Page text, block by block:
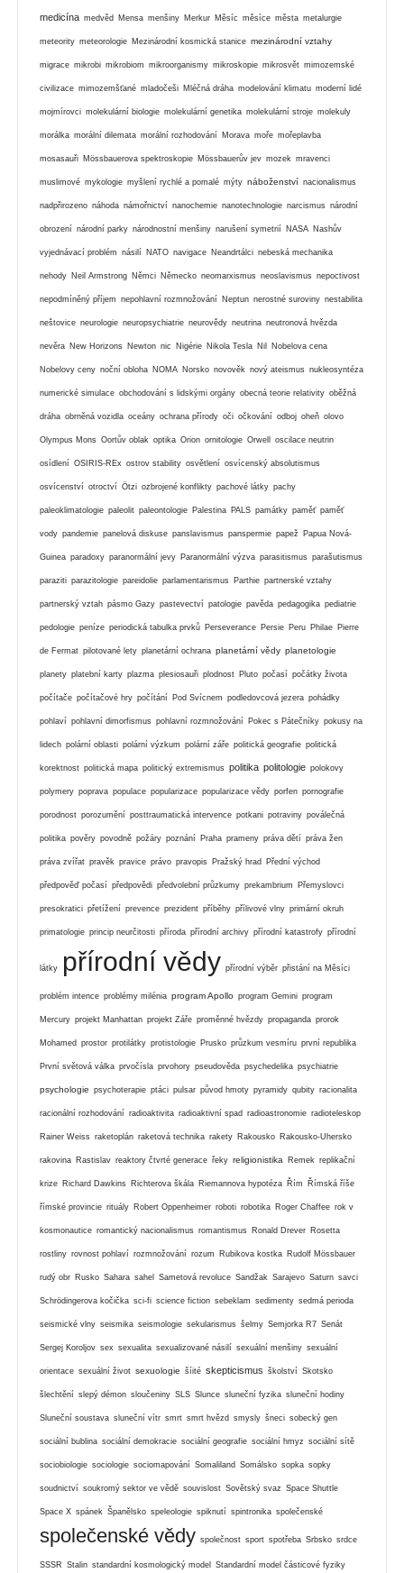
medicína medvěd Mensa menšiny Merkur Měsíc měsíce města metalurgie
meteority meteorologie Mezinárodní kosmická stanice mezinárodní vztahy
migrace mikrobi mikrobiom mikroorganismy mikroskopie mikrosvět mimozemské
civilizace mimozemšťané mladočeši Mléčná dráha modelování klimatu moderní lidé
mojmírovci molekulární biologie molekulární genetika molekulární stroje molekuly
morálka morální dilemata morální rozhodování Morava moře mořeplavba
mosasauři Mössbauerova spektroskopie Mössbauerův jev mozek mravenci
muslimové mykologie myšlení rychlé a pomalé mýty náboženství nacionalismus
nadpřirozeno náhoda námořnictví nanochemie nanotechnologie narcismus národní
obrození národní parky národnostní menšiny narušení symetrií NASA Nashův
vyjednávací problém násilí NATO navigace Neandrtálci nebeská mechanika
nehody Neil Armstrong Němci Německo neomarxismus neoslavismus nepoctivost
nepodmíněný příjem nepohlavní rozmnožování Neptun nerostné suroviny nestabilita
neštovice neurologie neuropsychiatrie neurovědy neutrina neutronová hvězda
nevěra New Horizons Newton nic Nigérie Nikola Tesla Nil Nobelova cena
Nobelovy ceny noční obloha NOMA Norsko novověk nový ateismus nukleosyntéza
numerické simulace obchodování s lidskými orgány obecná teorie relativity oběžná
dráha obrněná vozidla oceány ochrana přírody oči očkování odboj oheň olovo
Olympus Mons Oortův oblak optika Orion ornitologie Orwell oscilace neutrin
osídlení OSIRIS-REx ostrov stability osvětlení osvícenský absolutismus
osvícenství otroctví Ötzi ozbrojené konflikty pachové látky pachy
paleoklimatologie paleolit paleontologie Palestina PALS památky paměť paměť
vody pandemie panelová diskuse panslavismus panspermie papež Papua Nová-
Guinea paradoxy paranormální jevy Paranormální výzva parasitismus parašutismus
paraziti parazitologie pareidolie parlamentarismus Parthie partnerské vztahy
partnerský vztah pásmo Gazy pastevectví patologie pavěda pedagogika pediatrie
pedologie peníze periodická tabulka prvků Perseverance Persie Peru Philae Pierre
de Fermat pilotované lety planetární ochrana planetární vědy planetologie
planety platební karty plazma plesiosauři plodnost Pluto počasí počátky života
počítače počítačové hry počítání Pod Svícnem podledovcová jezera pohádky
pohlaví pohlavní dimorfismus pohlavní rozmnožování Pokec s Pátečníky pokusy na
lidech polární oblasti polární výzkum polární záře politická geografie politická
korektnost politická mapa politický extremismus politika politologie polokovy
polymery poprava populace popularizace popularizace vědy porfen pornografie
porodnost porozumění posttraumatická intervence potkani potraviny poválečná
politika pověry povodně požáry poznání Praha prameny práva dětí práva žen
práva zvířat pravěk pravice právo pravopis Pražský hrad Přední východ
předpověď počasí předpovědi předvolební průzkumy prekambrium Přemyslovci
presokratici přetížení prevence prezident příběhy přílivové vlny primární okruh
primatologie princip neurčitosti příroda přírodní archivy přírodní katastrofy přírodní
látky přírodní vědy přírodní výběr přistání na Měsíci
problém intence problémy milénia program Apollo program Gemini program
Mercury projekt Manhattan projekt Záře proměnné hvězdy propaganda prorok
Mohamed prostor protilátky protistologie Prusko průzkum vesmíru první republika
První světová válka prvočísla prvohory pseudověda psychedelika psychiatrie
psychologie psychoterapie ptáci pulsar původ hmoty pyramidy qubity racionalita
racionální rozhodování radioaktivita radioaktivní spad radioastronomie radioteleskop
Rainer Weiss raketoplán raketová technika rakety Rakousko Rakousko-Uhersko
rakovina Rastislav reaktory čtvrté generace řeky religionistika Remek replikační
krize Richard Dawkins Richterova škála Riemannova hypotéza Řím Římská říše
římské provincie rituály Robert Oppenheimer roboti robotika Roger Chaffee rok v
kosmonautice romantický nacionalismus romantismus Ronald Drever Rosetta
rostliny rovnost pohlaví rozmnožování rozum Rubikova kostka Rudolf Mössbauer
rudý obr Rusko Sahara sahel Sametová revoluce Sandžak Sarajevo Saturn savci
Schrödingerova kočička sci-fi science fiction sebeklam sedimenty sedmá perioda
seismické vlny seismika seismologie sekularismus šelmy Semjorka R7 Senát
Sergej Koroljov sex sexualita sexualizované násilí sexuální menšiny sexuální
orientace sexuální život sexuologie šíité skepticismus školství Skotsko
šlechtění slepý démon sloučeniny SLS Slunce sluneční fyzika sluneční hodiny
Sluneční soustava sluneční vítr smrt smrt hvězd smysly šneci sobecký gen
sociální bublina sociální demokracie sociální geografie sociální hmyz sociální sítě
sociobiologie sociologie sociomapování Somaliland Somálsko sopka sopky
soudnictví soukromý sektor ve vědě souvislost Sovětský svaz Space Shuttle
Space X spánek Španělsko speleologie spiknutí spintronika společenské
společenské vědy společnost sport spotřeba Srbsko srdce
SSSR Stalin standardní kosmologický model Standardní model částicové fyziky